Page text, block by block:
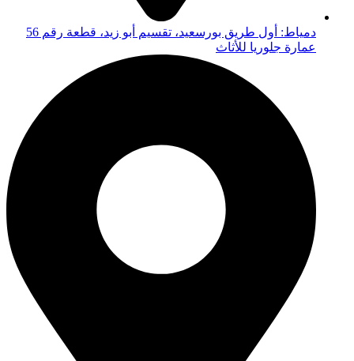
دمياط: أول طريق بورسعيد، تقسيم أبو زيد، قطعة رقم 56
عمارة جلوريا للأثاث